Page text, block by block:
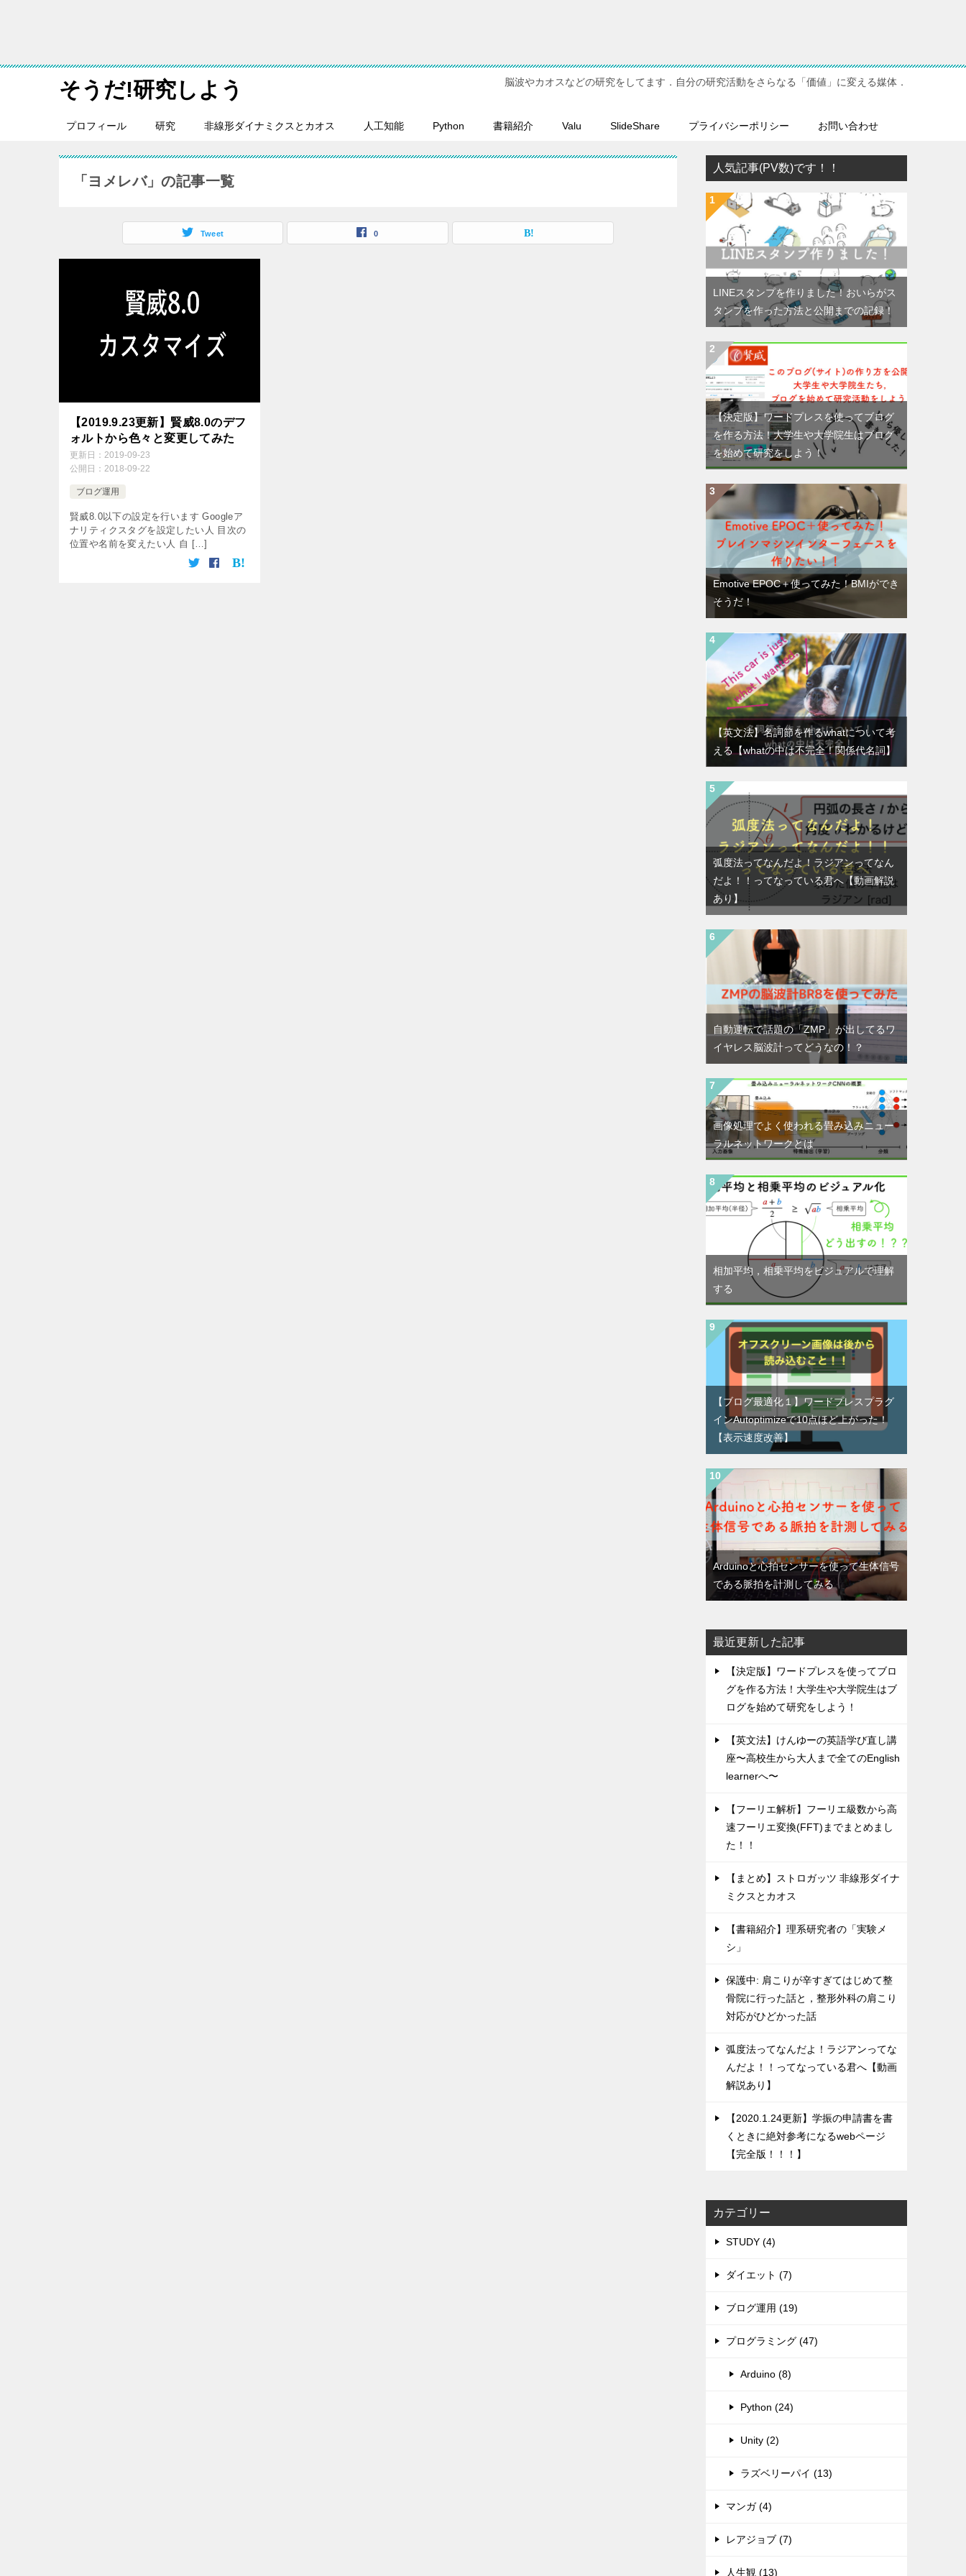
そうだ!研究しよう 脳波やカオスなどの研究をしてます．自分の研究活動をさらなる「価値」に変える媒体．
プロフィール 研究 非線形ダイナミクスとカオス 人工知能 Python 書籍紹介 Valu SlideShare プライバシーポリシー お問い合わせ
「ヨメレバ」の記事一覧
Tweet 0
【2019.9.23更新】賢威8.0のデフ
ォルトから色々と変更してみた
更新日： 2019-09-23
公開日： 2018-09-22
ブログ運用
賢威8.0以下の設定を行います Googleア
ナリティクスタグを設定したい人 目次の
位置や名前を変えたい人 自 […]
人気記事(PV数)です！！
LINEスタンプを作りました！おいらがス
タンプを作った方法と公開までの記録！
【決定版】ワードプレスを使ってブログ
を作る方法！大学生や大学院生はブログ
を始めて研究をしよう！
Emotive EPOC＋使ってみた！BMIができ
そうだ！
【英文法】名詞節を作るwhatについて考
える【whatの中は不完全！関係代名詞】
弧度法ってなんだよ！ラジアンってなん
だよ！！ってなっている君へ【動画解説
あり】
自動運転で話題の「ZMP」が出してるワ
イヤレス脳波計ってどうなの！？
画像処理でよく使われる畳み込みニュー
ラルネットワークとは
相加平均，相乗平均をビジュアルで理解
する
【ブログ最適化１】ワードプレスプラグ
インAutoptimizeで10点ほど上がった！
【表示速度改善】
Arduinoと心拍センサーを使って生体信号
である脈拍を計測してみる
最近更新した記事
【決定版】ワードプレスを使ってブロ
グを作る方法！大学生や大学院生はブ
ログを始めて研究をしよう！
【英文法】けんゆーの英語学び直し講
座〜高校生から大人まで全てのEnglish
learnerへ〜
【フーリエ解析】フーリエ級数から高
速フーリエ変換(FFT)までまとめまし
た！！
【まとめ】ストロガッツ 非線形ダイナ
ミクスとカオス
【書籍紹介】理系研究者の「実験メ
シ」
保護中: 肩こりが辛すぎてはじめて整
骨院に行った話と，整形外科の肩こり
対応がひどかった話
弧度法ってなんだよ！ラジアンってな
んだよ！！ってなっている君へ【動画
解説あり】
【2020.1.24更新】学振の申請書を書
くときに絶対参考になるwebページ
【完全版！！！】
カテゴリー
STUDY (4)
ダイエット (7)
ブログ運用 (19)
プログラミング (47)
Arduino (8)
Python (24)
Unity (2)
ラズベリーパイ (13)
マンガ (4)
レアジョブ (7)
人生観 (13)